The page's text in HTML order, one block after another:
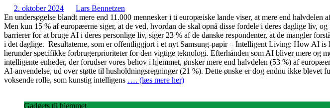
2. oktober 2024
Lars Bennetzen
En undersøgelse blandt mere end 11.000 mennesker i ti europæiske lande viser, at mere end
Men kun 15 % af europæerne siger, at de ved, hvordan de skal opnå disse fordele i deres daglige liv,
barrierer for at bruge AI i deres personlige liv, siger 23 % af de danske respondenter, at de mangler
i det daglige. Resultaterne, som er offentliggjort i et nyt Samsung-papir – Intelligent Living: How AI
herunder specifikke forbrugerprioriteter for den vigtige teknologi. Efterhånden som AI bliver mere og
intelligente enheder, der forudser vores behov i hjemmet, ønsker mere end halvdelen (53 %) af
AI-anvendelse, ud over støtte til husholdningsregninger (21 %). Dette ønske er dog endnu ikke blevet
voksende rolle, som kunstig intelligens …. (læs mere her)
Gadgets til hjemmet